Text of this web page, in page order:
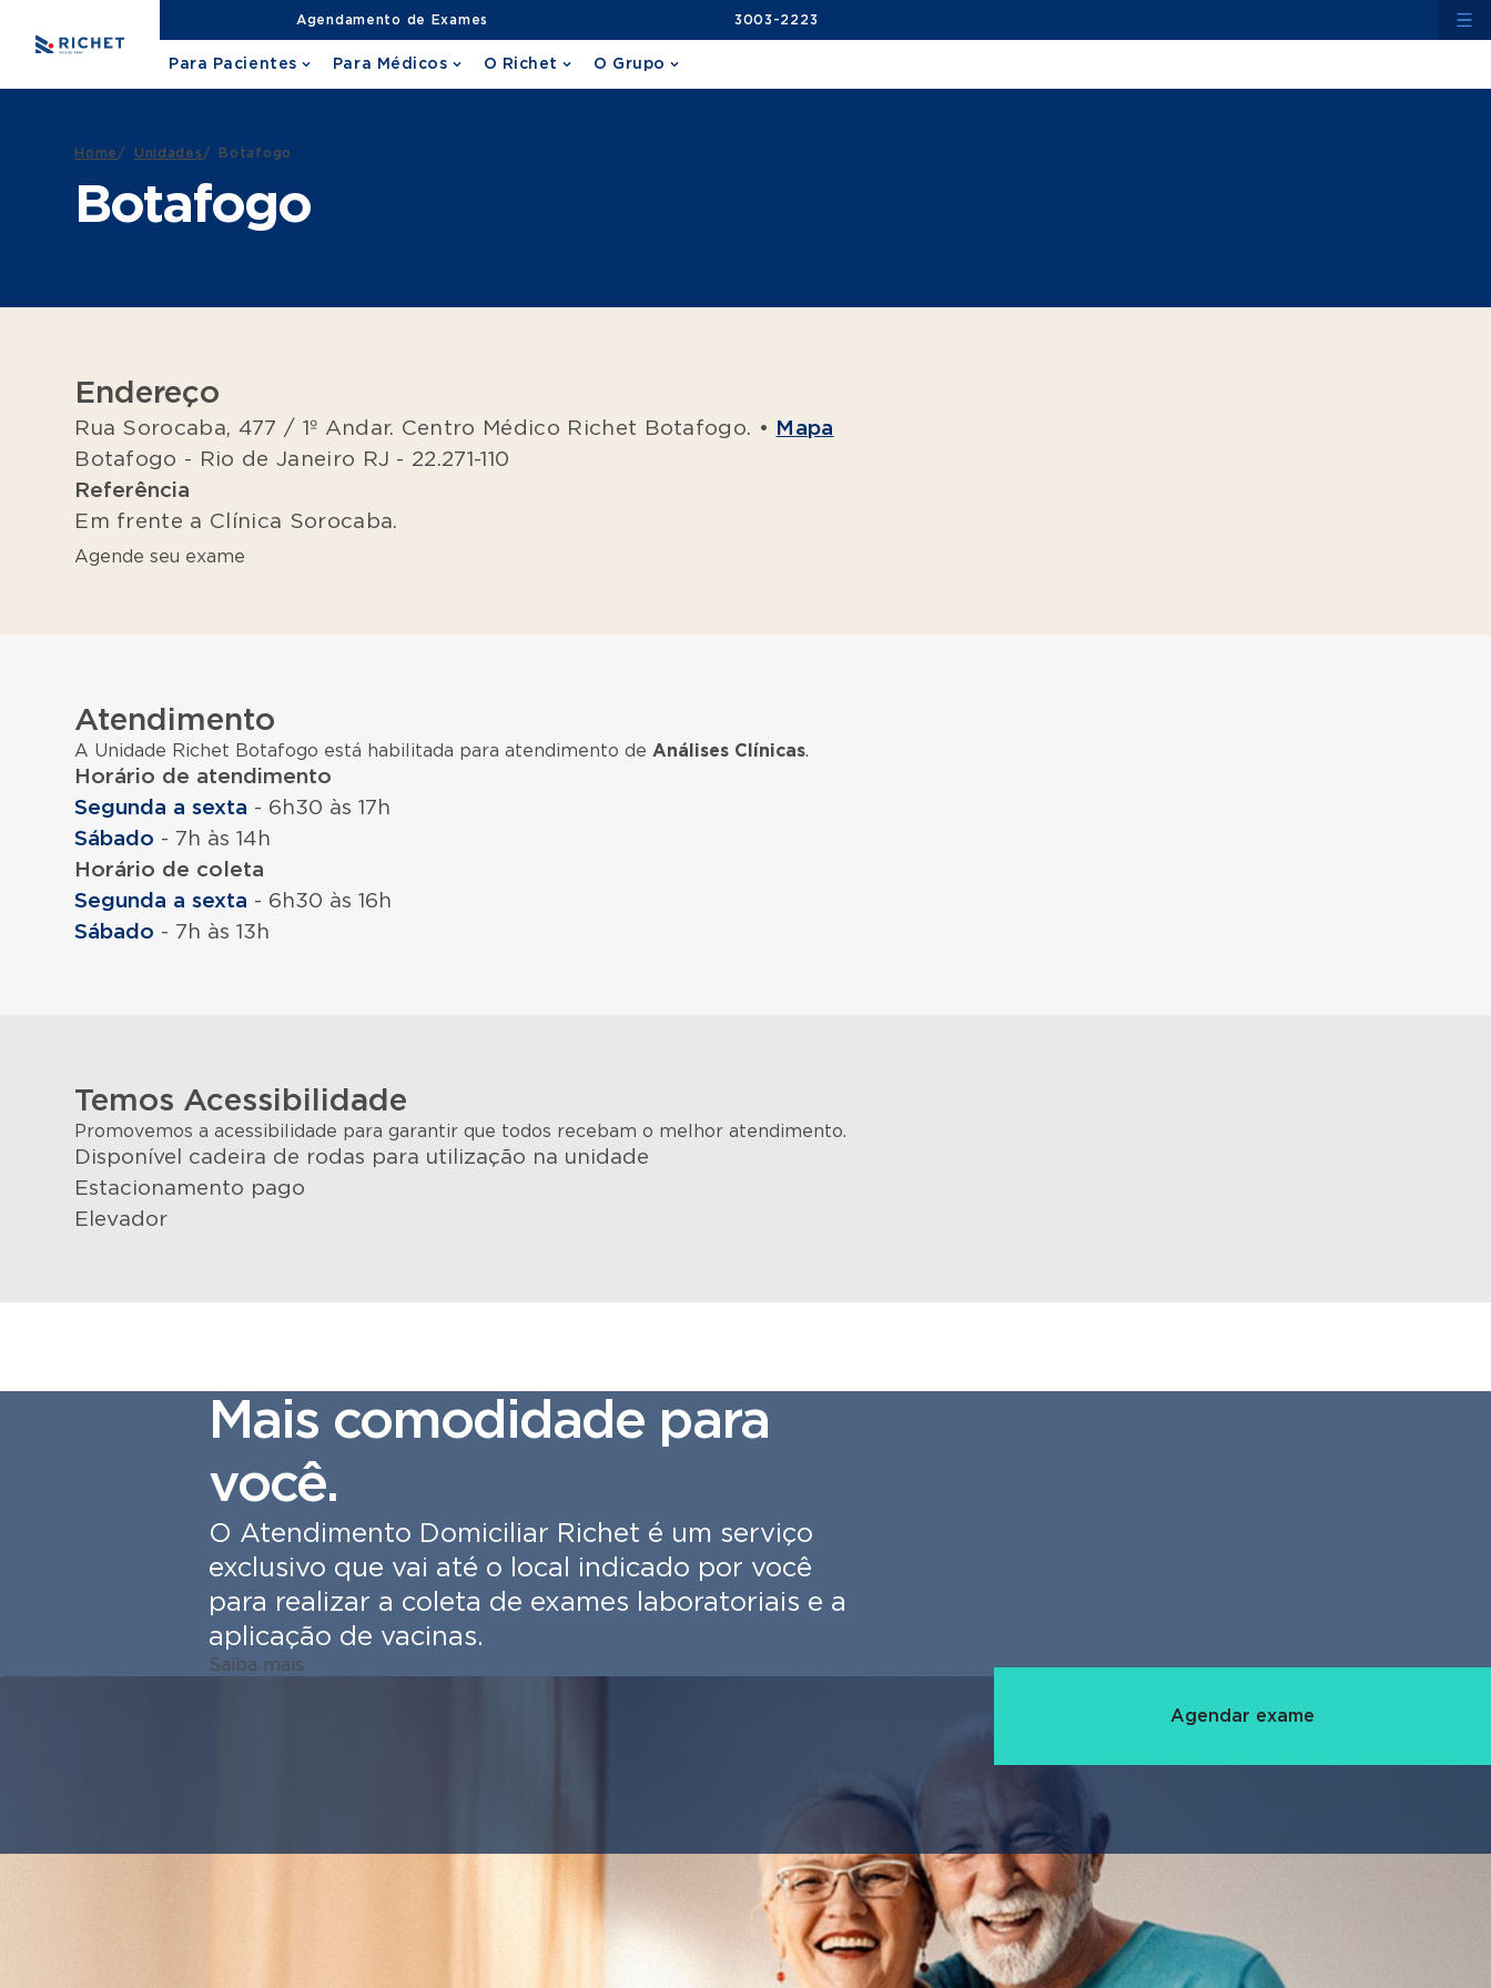
Agendamento de Exames 3003-2223
Para Pacientes Para Médicos O Richet O Grupo
Home / Unidades / Botafogo
Botafogo
Endereço
Rua Sorocaba, 477 / 1º Andar. Centro Médico Richet Botafogo. •
Mapa
Botafogo - Rio de Janeiro RJ - 22.271-110
Referência
Em frente a Clínica Sorocaba.
Agende seu exame
Atendimento
A Unidade Richet Botafogo está habilitada para atendimento de Análises Clínicas.
Horário de atendimento
Segunda a sexta - 6h30 às 17h
Sábado - 7h às 14h
Horário de coleta
Segunda a sexta - 6h30 às 16h
Sábado - 7h às 13h
Temos Acessibilidade
Promovemos a acessibilidade para garantir que todos recebam o melhor atendimento.
Disponível cadeira de rodas para utilização na unidade
Estacionamento pago
Elevador
Mais comodidade para
você.
O Atendimento Domiciliar Richet é um serviço
exclusivo que vai até o local indicado por você
para realizar a coleta de exames laboratoriais e a
aplicação de vacinas.
Saiba mais
Agendar exame
Home
Serviço de Assessoria ao Médico (SAM)
Clínicas Especializadas
Retirada de Amostras - Consultório
Maternidade
Rede Star